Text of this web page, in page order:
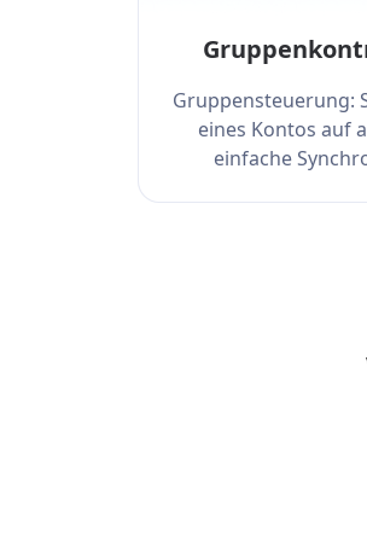
Gruppensteuerung:
eines Kontos auf
einfache